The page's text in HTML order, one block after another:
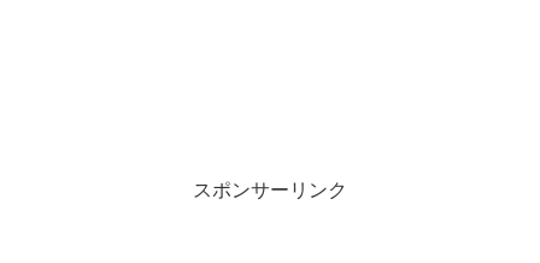
スポンサーリンク